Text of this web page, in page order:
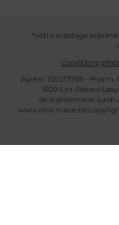
*Votre avantage exprimé
Conditions
Agréat. 1/2/237708 - Pharm.
1600 Sint-Pieters-
de la pharmacie: lundi-
www.pharmacie.be